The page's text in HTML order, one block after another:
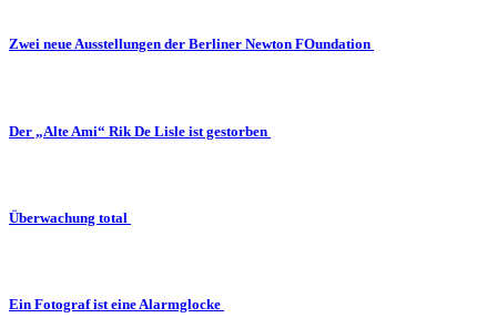
Zwei neue Ausstellungen der Berliner Newton FOundation
Der „Alte Ami“ Rik De Lisle ist gestorben
Überwachung total
Ein Fotograf ist eine Alarmglocke